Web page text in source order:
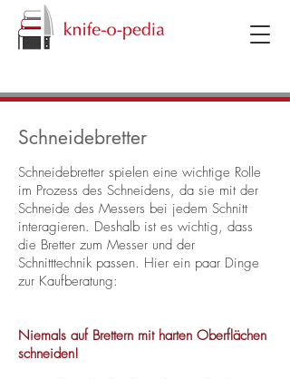
Schneidebretter
Schneidebretter spielen eine wichtige Rolle
im Prozess des Schneidens, da sie mit der
Schneide des Messers bei jedem Schnitt
interagieren. Deshalb ist es wichtig, dass
die Bretter zum Messer und der
Schnitttechnik passen. Hier ein paar Dinge
zur Kaufberatung:
Niemals auf Brettern mit harten Oberflächen
schneiden!